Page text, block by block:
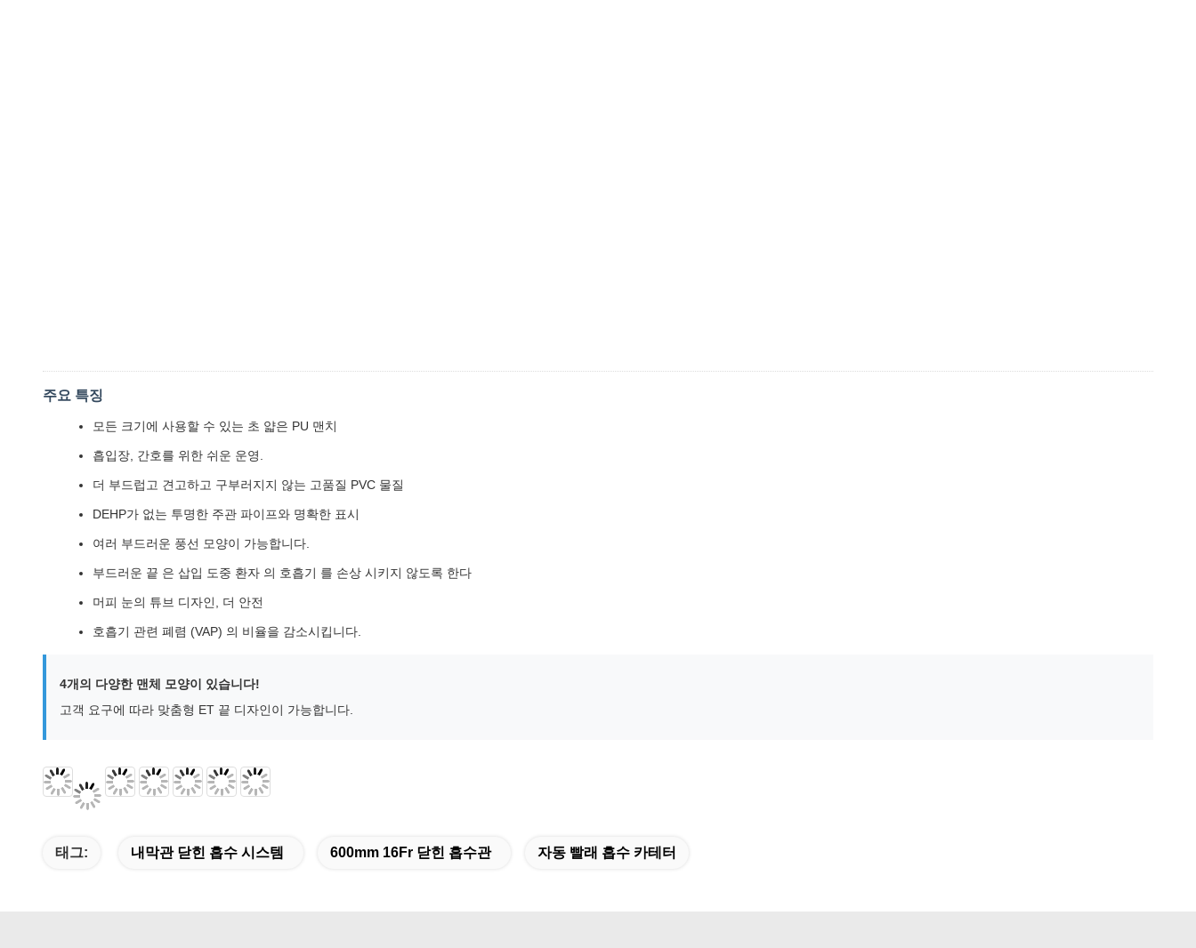
주요 특징
모든 크기에 사용할 수 있는 초 얇은 PU 맨치
흡입장, 간호를 위한 쉬운 운영.
더 부드럽고 견고하고 구부러지지 않는 고품질 PVC 물질
DEHP가 없는 투명한 주관 파이프와 명확한 표시
여러 부드러운 풍선 모양이 가능합니다.
부드러운 끝 은 삽입 도중 환자 의 호흡기 를 손상 시키지 않도록 한다
머피 눈의 튜브 디자인, 더 안전
호흡기 관련 폐렴 (VAP) 의 비율을 감소시킵니다.
4개의 다양한 맨체 모양이 있습니다!
고객 요구에 따라 맞춤형 ET 끝 디자인이 가능합니다.
태그: 내막관 닫힌 흡수 시스템 600mm 16Fr 닫힌 흡수관 자동 빨래 흡수 카테터